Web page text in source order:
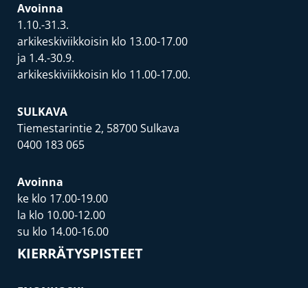
Avoinna
1.10.-31.3.
arkikeskiviikkoisin klo 13.00-17.00
ja 1.4.-30.9.
arkikeskiviikkoisin klo 11.00-17.00.
SULKAVA
Tiemestarintie 2, 58700 Sulkava
0400 183 065
Avoinna
ke klo 17.00-19.00
la klo 10.00-12.00
su klo 14.00-16.00
KIERRÄTYSPISTEET